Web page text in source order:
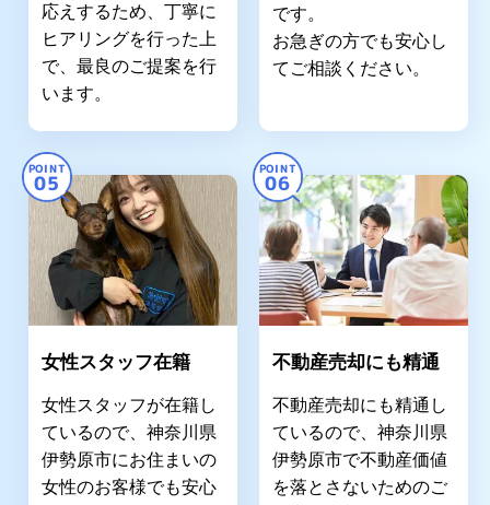
応えするため、丁寧に
ヒアリングを行った上
で、最良のご提案を行
います。
です。
お急ぎの方でも安心し
てご相談ください。
POINT
05
女性スタッフ在籍
女性スタッフが在籍し
ているので、神奈川県
伊勢原市にお住まいの
女性のお客様でも安心
POINT
06
不動産売却にも精通
不動産売却にも精通し
ているので、神奈川県
伊勢原市で不動産価値
を落とさないためのご